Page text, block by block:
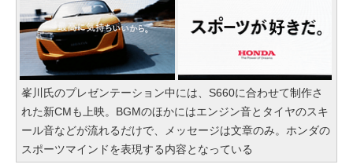
峯川氏のプレゼンテーション中には、S660に合わせて制作さ
れた新CMも上映。BGMのほかにはエンジン音とタイヤのスキ
ール音などが流れるだけで、メッセージは文章のみ。ホンダの
スポーツマインドを表現する内容となっている